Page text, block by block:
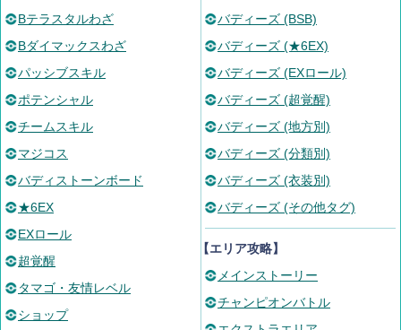
Bテラスタルわざ
Bダイマックスわざ
パッシブスキル
ポテンシャル
チームスキル
マジコス
バディストーンボード
★6EX
EXロール
超覚醒
タマゴ・友情レベル
ショップ
バディーズ (BSB)
バディーズ (★6EX)
バディーズ (EXロール)
バディーズ (超覚醒)
バディーズ (地方別)
バディーズ (分類別)
バディーズ (衣装別)
バディーズ (その他タグ)
【エリア攻略】
メインストーリー
チャンピオンバトル